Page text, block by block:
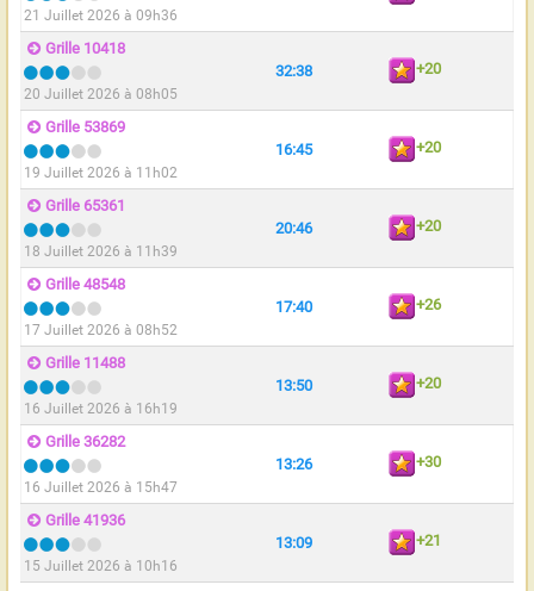
21 Juillet 2026 à 09h36
Grille 10418
20 Juillet 2026 à 08h05
32:38 +20
Grille 53869
19 Juillet 2026 à 11h02
16:45 +20
Grille 65361
18 Juillet 2026 à 11h39
20:46 +20
Grille 48548
17 Juillet 2026 à 08h52
17:40 +26
Grille 11488
16 Juillet 2026 à 16h19
13:50 +20
Grille 36282
16 Juillet 2026 à 15h47
13:26 +30
Grille 41936
15 Juillet 2026 à 10h16
13:09 +21